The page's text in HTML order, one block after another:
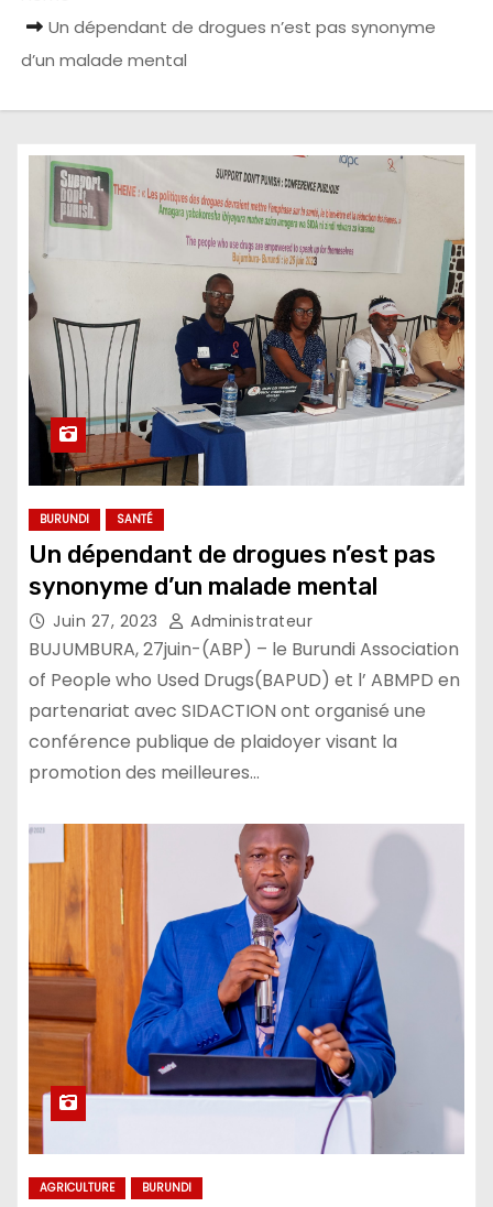
Un dépendant de drogues n’est pas synonyme
d’un malade mental
BURUNDI SANTÉ
Un dépendant de drogues n’est pas
synonyme d’un malade mental
Juin 27, 2023 Administrateur
BUJUMBURA, 27juin-(ABP) – le Burundi Association
of People who Used Drugs(BAPUD) et l’ ABMPD en
partenariat avec SIDACTION ont organisé une
conférence publique de plaidoyer visant la
promotion des meilleures…
AGRICULTURE BURUNDI